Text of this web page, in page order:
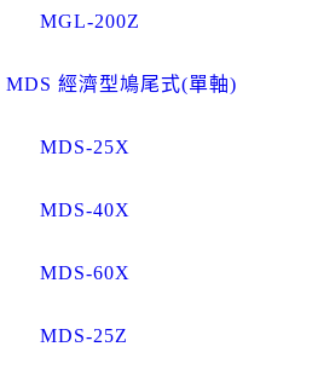
MGL-200Z
▌MDS 經濟型鳩尾式(單軸)
MDS-25X
MDS-40X
MDS-60X
MDS-25Z